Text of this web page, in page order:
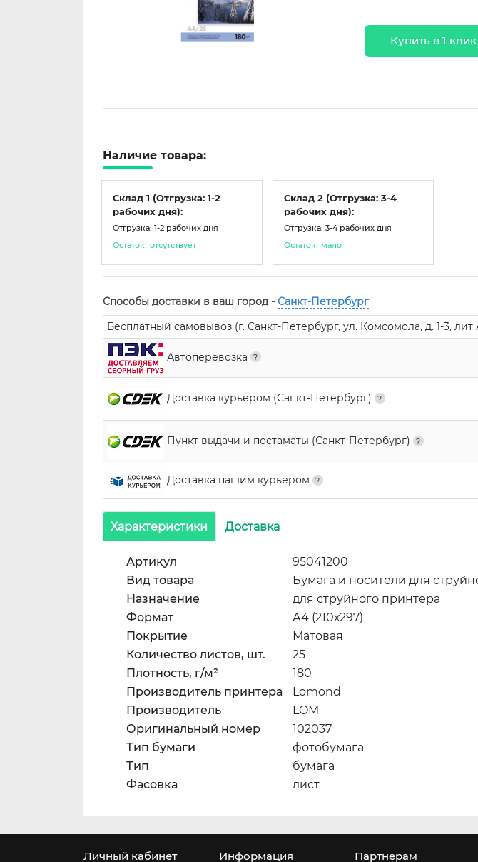
Купить в 1 клик
Наличие товара:
Склад 1 (Отгрузка: 1-2
рабочих дня):
Отгрузка: 1-2 рабочих дня
Остаток: отсутствует
Склад 2 (Отгрузка: 3-4
рабочих дня):
Отгрузка: 3-4 рабочих дня
Остаток: мало
Способы доставки в ваш город - Санкт-Петербург
Бесплатный самовывоз (г. Санкт-Петербург, ул. Комсомола, д. 1-3, лит
Автоперевозка
Доставка курьером (Санкт-Петербург)
Пункт выдачи и постаматы (Санкт-Петербург)
Доставка нашим курьером
Характеристики Доставка
Артикул
95041200
Вид товара
Бумага и носители для
Назначение
для струйного принтера
Формат
А4 (210х297)
Покрытие
Матовая
Количество листов, шт.
25
Плотность, г/м²
180
Производитель принтера
Lomond
Производитель
LOM
Оригинальный номер
102037
Тип бумаги
фотобумага
Тип
бумага
Фасовка
лист
Личный кабинет Информация Партнерам